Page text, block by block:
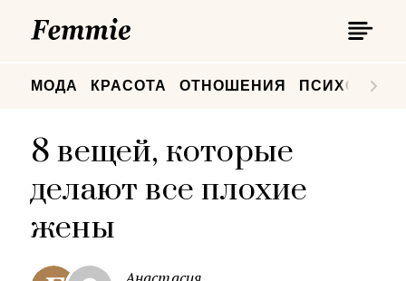
МОДА КРАСОТА ОТНОШЕНИЯ
8 вещей, которые
делают все плохие
жены